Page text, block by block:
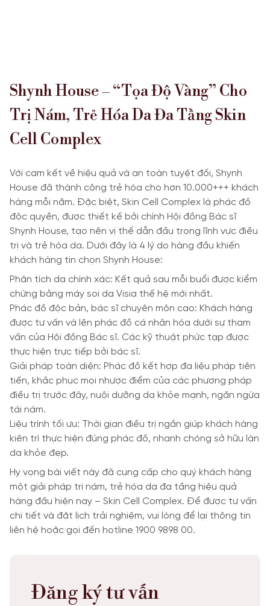
Shynh House – “Tọa Độ Vàng” Cho
Trị Nám, Trẻ Hóa Da Đa Tầng Skin
Cell Complex
Với cam kết về hiệu quả và an toàn tuyệt đối, Shynh
House đã thành công trẻ hóa cho hơn 10.000+++ khách
hàng mỗi năm. Đặc biệt, Skin Cell Complex là phác đồ
độc quyền, được thiết kế bởi chính Hội đồng Bác sĩ
Shynh House, tạo nên vị thế dẫn đầu trong lĩnh vực điều
trị và trẻ hóa da. Dưới đây là 4 lý do hàng đầu khiến
khách hàng tin chọn Shynh House:
Phân tích da chính xác: Kết quả sau mỗi buổi được kiểm
chứng bằng máy soi da Visia thế hệ mới nhất.
Phác đồ độc bản, bác sĩ chuyên môn cao: Khách hàng
được tư vấn và lên phác đồ cá nhân hóa dưới sự tham
vấn của Hội đồng Bác sĩ. Các kỹ thuật phức tạp được
thực hiện trực tiếp bởi bác sĩ.
Giải pháp toàn diện: Phác đồ kết hợp đa liệu pháp tiên
tiến, khắc phục mọi nhược điểm của các phương pháp
điều trị trước đây, nuôi dưỡng da khỏe mạnh, ngăn ngừa
tái nám.
Liệu trình tối ưu: Thời gian điều trị ngắn giúp khách hàng
kiên trì thực hiện đúng phác đồ, nhanh chóng sở hữu làn
da khỏe đẹp.
Hy vọng bài viết này đã cung cấp cho quý khách hàng
một giải pháp trị nám, trẻ hóa da đa tầng hiệu quả
hàng đầu hiện nay – Skin Cell Complex. Để được tư vấn
chi tiết và đặt lịch trải nghiệm, vui lòng để lại thông tin
liên hệ hoặc gọi đến hotline 1900 9898 00.
Đăng ký tư vấn